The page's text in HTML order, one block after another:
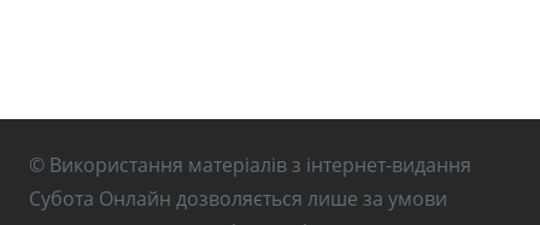
© Використання матеріалів з інтернет-видання
Субота Онлайн дозволяється лише за умови